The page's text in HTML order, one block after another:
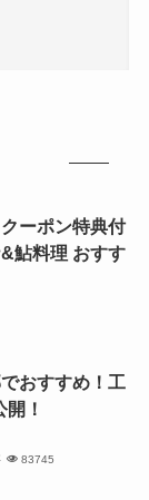
ーポン特典付
鮎料理 おすす
おすすめ！工
！
83745